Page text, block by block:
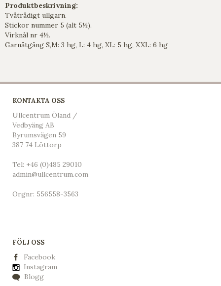
Produktbeskrivning:
Tvåtrådigt ullgarn.
Stickor nummer 5 (alt 5½).
Virknål nr 4½.
Garnåtgång S,M: 3 hg, L: 4 hg, XL: 5 hg, XXL: 6 hg
KONTAKTA OSS
Ullcentrum Öland /
Vedbyäng AB
Byrumsvägen 59
387 74 Löttorp
Tel: +46 (0)485 29010
admin@ullcentrum.com
Orgnr: 556558-3563
FÖLJ OSS
Facebook
Instagram
Blogg